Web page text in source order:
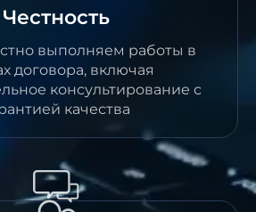
Честность
выполняем работы в
договора, включая
консультирование с
качества